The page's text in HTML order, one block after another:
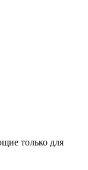
только для